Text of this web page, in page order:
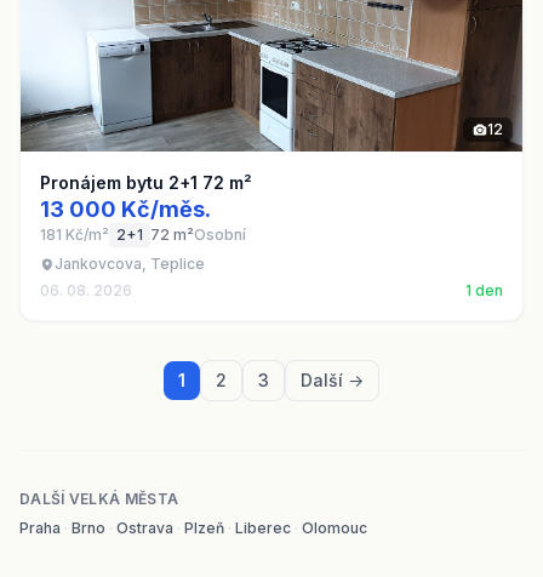
12
Pronájem bytu 2+1 72 m²
13 000 Kč/měs.
181 Kč/m² 2+1 72 m²Osobní
Jankovcova, Teplice
06. 08. 2026
1 den
1 2 3 Další →
DALŠÍ VELKÁ MĚSTA
Praha · Brno · Ostrava · Plzeň · Liberec · Olomouc